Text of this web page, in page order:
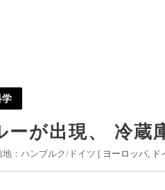
学
ーが出現、 冷蔵
地：ハンブルク/ドイツ [ ヨーロッパ ド